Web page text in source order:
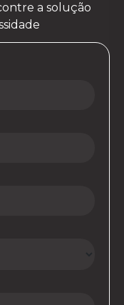
a solução